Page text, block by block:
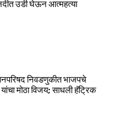
उडी घेऊन आत्महत्या
निवडणुकीत भाजपचे
मोठा विजय; साधली हॅट्रिक